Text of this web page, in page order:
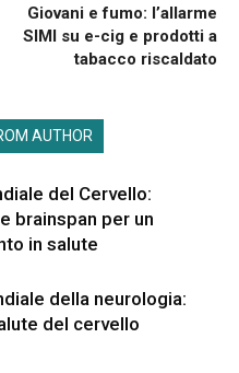
Giovani e fumo: l’allarme
SIMI su e-cig e prodotti a
tabacco riscaldato
AUTHOR
del Cervello:
brainspan per un
in salute
della neurologia:
del cervello